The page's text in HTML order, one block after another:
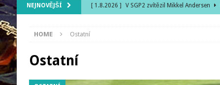
NEJNOVĚJŠÍ [ 1.8.2026 ] V SGP2 zvítězil Mikkel Andersen
HOME Ostatní
Ostatní